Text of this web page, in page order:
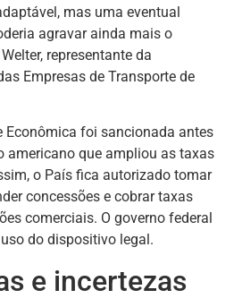
mas uma eventual
agravar ainda mais o
representante da
Empresas de Transporte de
Econômica foi sancionada antes
americano que ampliou as taxas
o País fica autorizado tomar
concessões e cobrar taxas
comerciais. O governo federal
do dispositivo legal.
e incertezas